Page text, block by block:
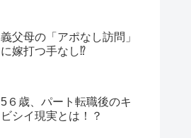
義父母の「アポなし訪問」
に嫁打つ手なし⁉
5６歳、パート転職後のキ
ビシイ現実とは！？